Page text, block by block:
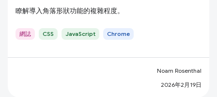
瞭解導入角落形狀功能的複雜程度。
網誌 CSS JavaScript Chrome
Noam Rosenthal
2026年2月19日